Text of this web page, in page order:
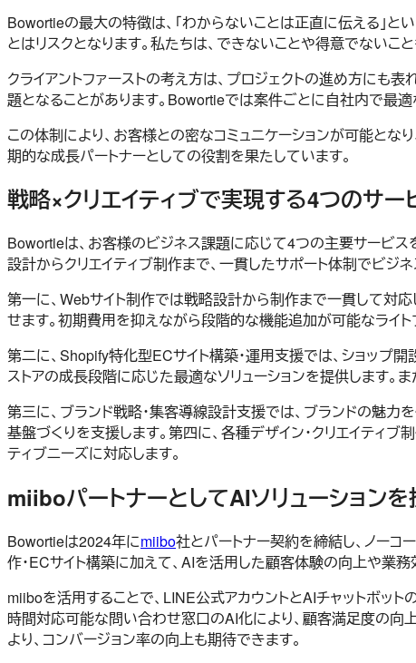
Bowortieの最大の特徴は、「わからないことは正直に伝える」と
とはリスクとなります。私たちは、できないことや得意でないこ
クライアントファーストの考え方は、プロジェクトの進め方にも
題となることがあります。Bowortieでは案件ごとに自社内で最適
この体制により、お客様との密なコミュニケーションが可能と
期的な成長パートナーとしての役割を果たしています。
戦略×クリエイティブで実現する4つのサー
Bowortieは、お客様のビジネス課題に応じて4つの主要サービ
設計からクリエイティブ制作まで、一貫したサポート体制でビジ
第一に、Webサイト制作では戦略設計から制作まで一貫して対
せます。初期費用を抑えながら段階的な機能追加が可能なライ
第二に、Shopify特化型ECサイト構築・運用支援では、ショップ
ストアの成長段階に応じた最適なソリューションを提供します。
第三に、ブランド戦略・集客導線設計支援では、ブランドの魅
基盤づくりを支援します。第四に、各種デザイン・クリエイティ
ティブニーズに対応します。
miiboパートナーとしてAIソリューション
Bowortieは2024年にmiibo社とパートナー契約を締結し、ノーコ
作・ECサイト構築に加えて、AIを活用した顧客体験の向上や業
miiboを活用することで、LINE公式アカウントとAIチャットボッ
時間対応可能な問い合わせ窓口のAI化により、顧客満足度の向
より、コンバージョン率の向上も期待できます。